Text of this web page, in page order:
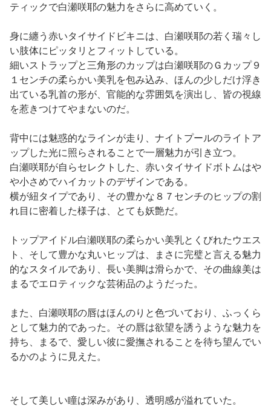
ティックで白瀬咲耶の魅力をさらに高めていく。
身に纏う赤いタイサイドビキニは、白瀬咲耶の若く瑞々し
い肢体にピッタリとフィットしている。
細いストラップと三角形のカップは白瀬咲耶のＧカップ９
１センチの柔らかい美乳を包み込み、ほんの少しだけ浮き
出ている乳首の形が、官能的な雰囲気を演出し、皆の視線
を惹きつけてやまないのだ。
背中には魅惑的なラインが走り、ナイトプールのライトア
ップした光に照らされることで一層魅力が引き立つ。
白瀬咲耶が自らセレクトした、赤いタイサイドボトムはや
や小さめでハイカットのデザインである。
横が紐タイプであり、その豊かな８７センチのヒップの割
れ目に密着した様子は、とても妖艶だ。
トップアイドル白瀬咲耶の柔らかい美乳とくびれたウエス
ト、そして豊かな丸いヒップは、まさに完璧と言える魅力
的なスタイルであり、長い美脚は滑らかで、その曲線美は
まるでエロティックな芸術品のようだった。
また、白瀬咲耶の唇はほんのりと色づいており、ふっくら
として魅力的であった。その唇は欲望を誘うような魅力を
持ち、まるで、愛しい彼に愛撫されることを待ち望んでい
るかのように見えた。
そして美しい瞳は深みがあり、透明感が溢れていた。